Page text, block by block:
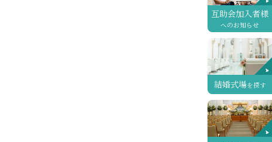
互助会加入者様
へのお知らせ
結婚式場を探す